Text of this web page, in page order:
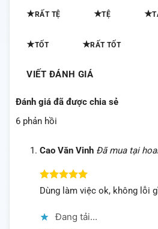
★RẤT TỆ ★TỆ ★
★TỐT ★RẤT TỐT
VIẾT ĐÁNH GIÁ
Đánh giá đã được chia sẻ
6 phản hồi
Cao Văn Vinh Đã mua tại
Được xếp
hạng
Dùng làm việc ok, không lỗi
Đang tải...